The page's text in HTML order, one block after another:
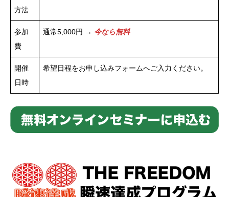
方法
参加
費
通常5,000円 → 今なら無料
開催
日時
希望日程をお申し込みフォームへご入力ください。